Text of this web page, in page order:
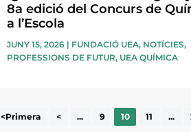
8a edició del Concurs de
a l’Escola
JUNY 15, 2026| FUNDACIÓ UEA, NOTÍCIES,
PROFESSIONS DE FUTUR, UEA QUÍMICA
<Primera < ... 9 10 11 ...